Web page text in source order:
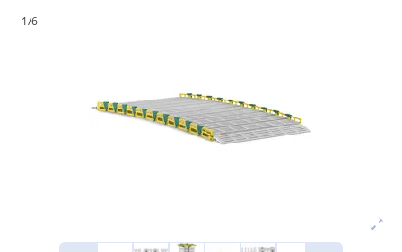
1/6